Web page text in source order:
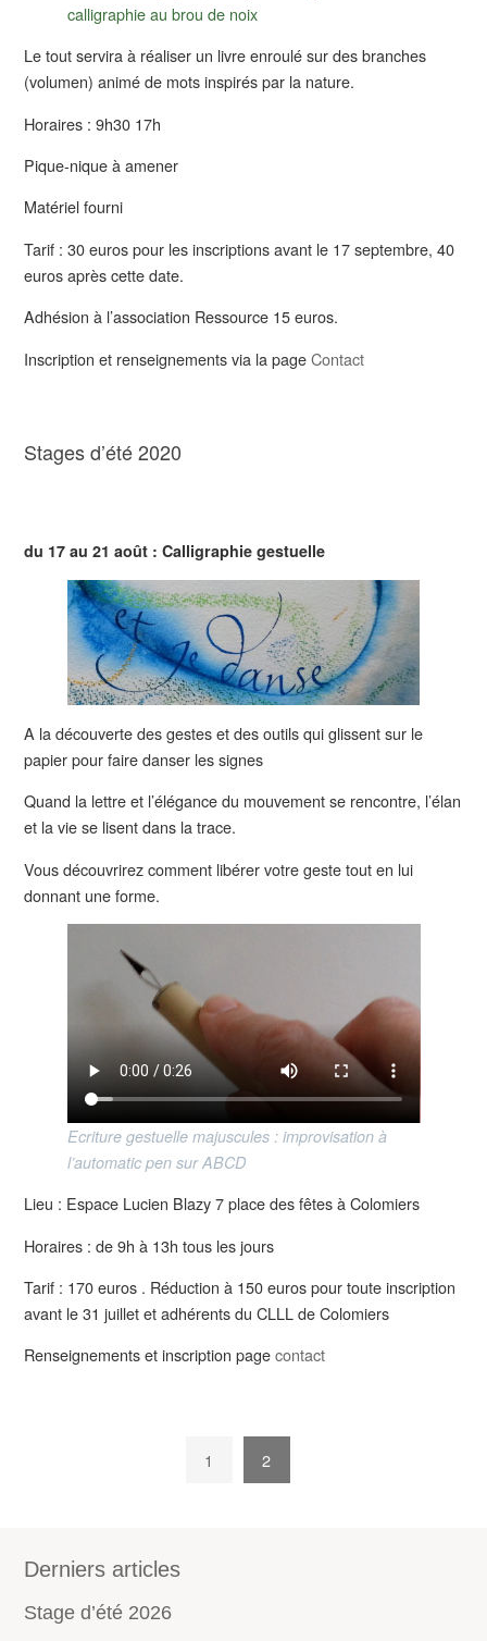
calligraphie au brou de noix
Le tout servira à réaliser un livre enroulé sur des branches
(volumen) animé de mots inspirés par la nature.
Horaires : 9h30 17h
Pique-nique à amener
Matériel fourni
Tarif : 30 euros pour les inscriptions avant le 17 septembre, 40
euros après cette date.
Adhésion à l’association Ressource 15 euros.
Inscription et renseignements via la pageContact
Stages d’été 2020
du 17 au 21 août : Calligraphie gestuelle
A la découverte des gestes et des outils qui glissent sur le
papier pour faire danser les signes
Quand la lettre et l’élégance du mouvement se rencontre, l’élan
et la vie se lisent dans la trace.
Vous découvrirez comment libérer votre geste tout en lui
donnant une forme.
Ecriture gestuelle majuscules : improvisation à
l’automatic pen sur ABCD
Lieu : Espace Lucien Blazy 7 place des fêtes à Colomiers
Horaires : de 9h à 13h tous les jours
Tarif : 170 euros . Réduction à 150 euros pour toute inscription
avant le 31 juillet et adhérents du CLLL de Colomiers
Renseignements et inscription pagecontact
1 2
Derniers articles
Stage d’été 2026